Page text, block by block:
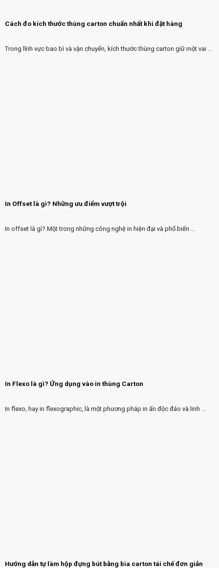
Cách đo kích thước thùng carton chuẩn nhất khi đặt hàng
Trong lĩnh vực bao bì và vận chuyển, kích thước thùng carton giữ một vai ...
In Offset là gì? Những ưu điểm vượt trội
In offset là gì? Một trong những công nghệ in hiện đại và phổ biến ...
In Flexo là gì? Ứng dụng vào in thùng Carton
In flexo, hay in flexographic, là một phương pháp in ấn độc đáo và linh ...
Hướng dẫn tự làm hộp đựng bút bằng bìa carton tái chế đơn giản